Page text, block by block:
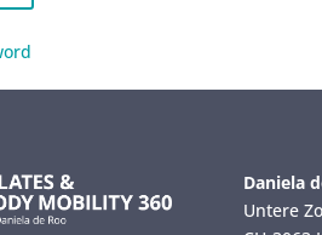
Daniela
Untere